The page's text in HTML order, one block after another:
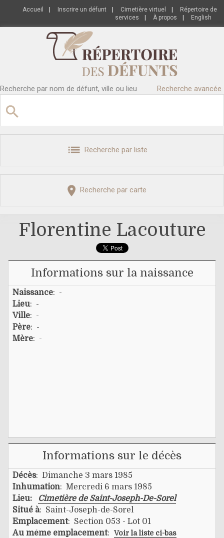
Accueil Inscrire un défunt Cimetière virtuel
Répertoire de
services
À propos English
Recherche par nom de défunt, ville ou lieu Recherche avancée
Recherche par liste
Recherche par carte
Florentine Lacouture
Informations sur la naissance
Naissance: -
Lieu: -
Ville: -
Père: -
Mère: -
Informations sur le décès
Décès: Dimanche 3 mars 1985
Inhumation: Mercredi 6 mars 1985
Lieu:
Cimetière de Saint-Joseph-De-Sorel
Situé à: Saint-Joseph-de-Sorel
Emplacement: Section 053 - Lot 01
Au même emplacement: Voir la liste ci-bas